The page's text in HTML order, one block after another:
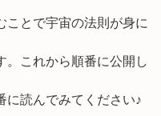
ことで宇宙の法則が身に
。これから順番に公開し
に読んでみてください♪